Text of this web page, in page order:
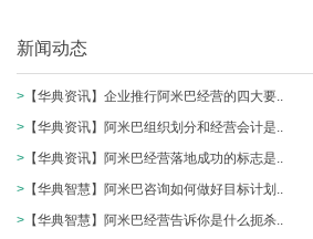
新闻动态
> 【华典资讯】企业推行阿米巴经营的四大要..
> 【华典资讯】阿米巴组织划分和经营会计是..
> 【华典资讯】阿米巴经营落地成功的标志是..
> 【华典智慧】阿米巴咨询如何做好目标计划..
> 【华典智慧】阿米巴经营告诉你是什么扼杀..